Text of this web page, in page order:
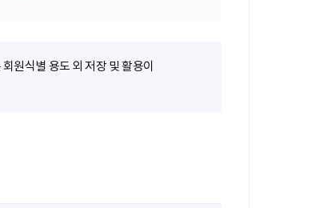
원식별 용도 외 저장 및 활용이